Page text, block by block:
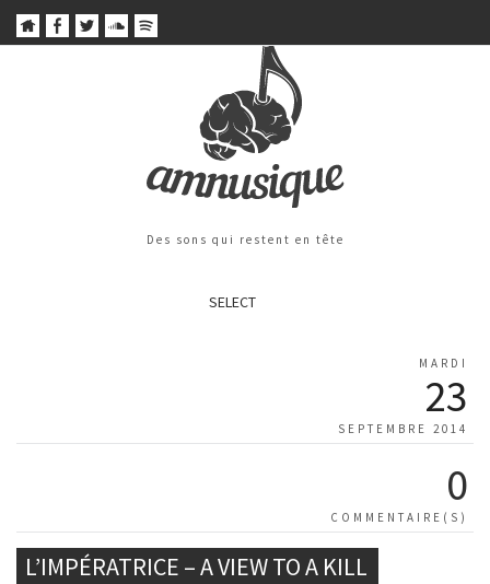
Des sons qui restent en tête
SELECT
MARDI
23
SEPTEMBRE 2014
0
COMMENTAIRE(S)
L’IMPÉRATRICE – A VIEW TO A KILL